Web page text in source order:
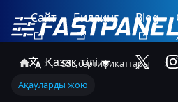
Сайт Биллинг Blog
Қазақ тілі
SSL сертификаттары
Ақауларды жою